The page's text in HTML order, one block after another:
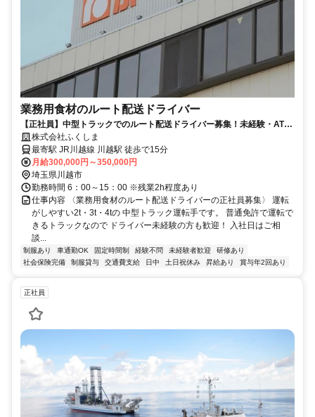
業務用食材のルート配送ドライバー
【正社員】中型トラックでのルート配送ドライバー募集！未経験・AT限
定でも正社員採用！【企業年金加入】
株式会社ふくしま
最寄駅 JR川越線 川越駅 徒歩で15分
月給300,000円～350,000円
埼玉県川越市
勤務時間 6：00～15：00 ※残業2h程度あり
仕事内容 〈業務用食材のルート配送ドライバーの正社員募集〉 運転
がしやすい2t・3t・4tの 中型トラック運転手です。 普通免許で運転で
きるトラックなので ドライバー未経験の方も歓迎！ 入社日はご相
談...
制服あり 車通勤OK 固定時間制 経験不問 未経験者歓迎
研修あり
社会保険完備
制服貸与 交通費支給 日中 土日祝休み 昇給あり 賞与年2回あり
正社員